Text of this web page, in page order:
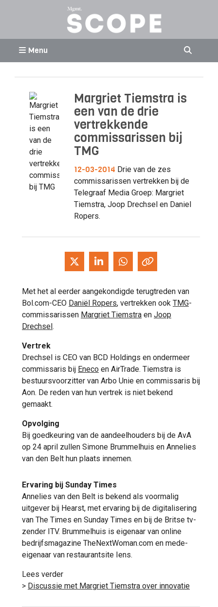
Menu
Margriet Tiemstra is
een van de drie
vertrekkende
commissarissen bij
TMG
12-03-2014 Drie van de zes
commissarissen vertrekken bij de
Telegraaf Media Groep: Margriet
Tiemstra, Joop Drechsel en Daniel
Ropers.
Met het al eerder aangekondigde terugtreden van
Bol.com-CEO Daniël Ropers, vertrekken ook TMG-
commissarissen Margriet Tiemstra en Joop
Drechsel.
Vertrek
Drechsel is CEO van BCD Holdings en ondermeer
commissaris bij Eneco en AirTrade. Tiemstra is
bestuursvoorzitter van Arbo Unie en commissaris bij
Aon. De reden van hun vertrek is niet bekend
gemaakt.
Opvolging
Bij goedkeuring van de aandeelhouders bij de AvA
op 24 april zullen Simone Brummelhuis en Annelies
van den Belt hun plaats innemen.
Ervaring bij Sunday Times
Annelies van den Belt is bekend als voormalig
uitgever bij Hearst, met ervaring bij de digitalisering
van The Times en Sunday Times en bij de Britse tv-
zender ITV. Brummelhuis is eigenaar van online
bedrijfsmagazine TheNextWoman.com en mede-
eigenaar van restaurantsite Iens.
Lees verder
> Discussie met Margriet Tiemstra over innovatie